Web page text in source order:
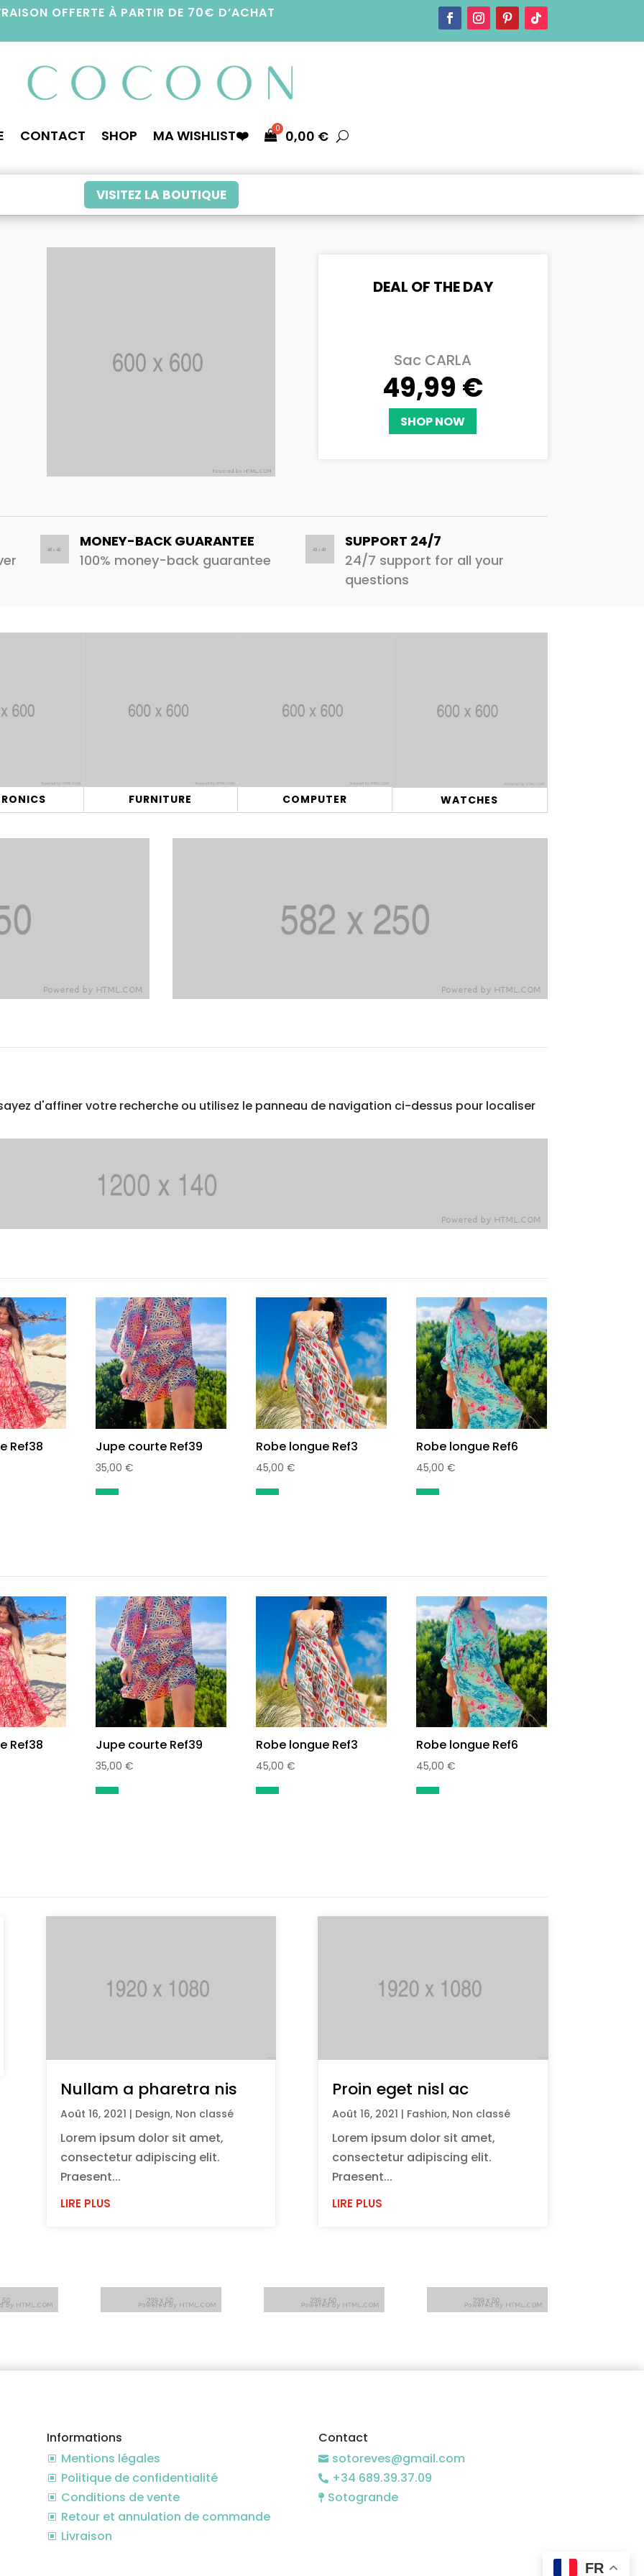
OFFERTE À PARTIR DE 70€ D’ACHAT
CONTACT SHOP MA WISHLIST❤️ 0,00 €
VISITEZ LA BOUTIQUE
DEAL OF THE DAY
Sac CARLA
49,99 €
SHOP NOW
MONEY-BACK GUARANTEE
100% money-back guarantee
SUPPORT 24/7
24/7 support for all your
questions
FURNITURE COMPUTER WATCHES
d'affiner votre recherche ou utilisez le panneau de navigation ci-dessus pour localiser
Ref38 Jupe courte Ref39
35,00 €
Robe longue Ref3
45,00 €
Robe longue Ref6
45,00 €
Ref38 Jupe courte Ref39
35,00 €
Robe longue Ref3
45,00 €
Robe longue Ref6
45,00 €
Nullam a pharetra nis
Août 16, 2021 | Design, Non classé
Lorem ipsum dolor sit amet,
consectetur adipiscing elit.
Praesent...
LIRE PLUS
Proin eget nisl ac
Août 16, 2021 | Fashion, Non classé
Lorem ipsum dolor sit amet,
consectetur adipiscing elit.
Praesent...
LIRE PLUS
Informations
W Mentions légales
W Politique de confidentialité
W Conditions de vente
W Retour et annulation de commande
W Livraison
Contact
 sotoreves@gmail.com
 +34 689.39.37.09
 Sotogrande
FR